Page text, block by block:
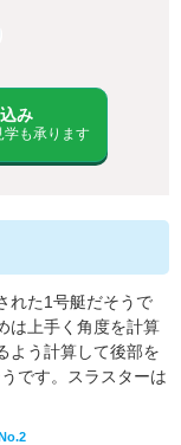
み
学も承ります
れた1号艇だそうで
は上手く角度を計算
よう計算して後部を
です。スラスターは